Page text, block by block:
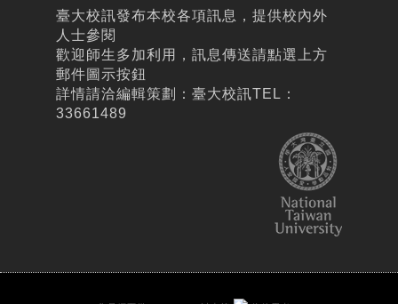
臺大校訊發布本校各項訊息，提供校內外
人士參閱
歡迎師生多加利用，訊息傳送請點選上方
郵件圖示按鈕
詳情請洽編輯策劃：臺大校訊TEL：
33661489